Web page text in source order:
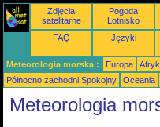
Zdjęcia
satelitarne
Pogoda
Lotnisko
FAQ Języki
Meteorologia morska : Europa
Północno zachodni Spokojny
Oceania
Meteorologia